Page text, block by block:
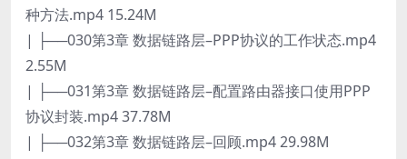
种方法.mp4 15.24M
| ├──030第3章 数据链路层–PPP协议的工作状态.mp4
2.55M
| ├──031第3章 数据链路层–配置路由器接口使用PPP
协议封装.mp4 37.78M
| ├──032第3章 数据链路层–回顾.mp4 29.98M